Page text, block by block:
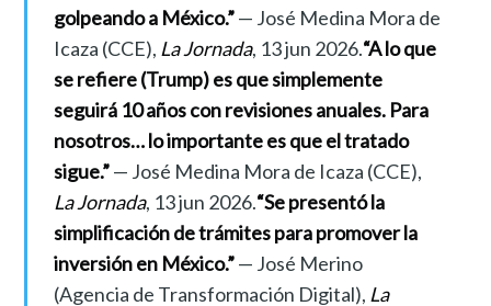
golpeando a México.”— José Medina Mora de
Icaza (CCE), La Jornada, 13 jun 2026.“A lo que
se refiere (Trump) es que simplemente
seguirá 10 años con revisiones anuales. Para
nosotros… lo importante es que el tratado
sigue.”— José Medina Mora de Icaza (CCE),
La Jornada, 13 jun 2026.“Se presentó la
simplificación de trámites para promover la
inversión en México.”— José Merino
(Agencia de Transformación Digital), La